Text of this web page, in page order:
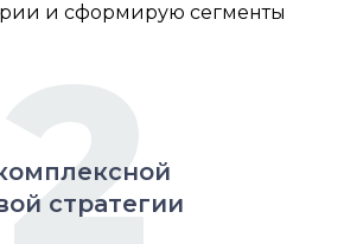
и сформирую сегменты
стратегии
2